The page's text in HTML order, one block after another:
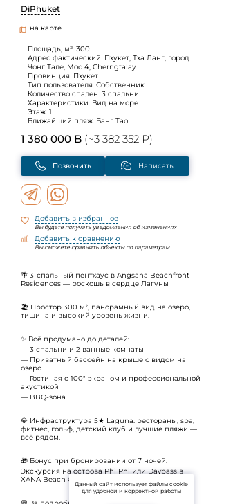
DiPhuket
на карте
Площадь, м²: 300
Адрес фактический: Пхукет, Тха Ланг, город
Чонг Тале, Moo 4, Cherngtalay
Провинция: Пхукет
Тип пользователя: Собственник
Количество спален: 3 спальни
Характеристики: Вид на море
Этаж: 1
Ближайший пляж: Банг Тао
1 380 000 B (~3 382 352 ₽)
Позвонить Написать
Добавить в избранное
Вы будете получать уведомления об изменениях
Добавить к сравнению
Вы сможете сравнить объекты по параметрам
🌴 3-спальный пентхаус в Angsana Beachfront
Residences — роскошь в сердце Лагуны
🏖 Простор 300 м², панорамный вид на озеро,
тишина и высокий уровень жизни.
✨ Всё продумано до деталей:
— 3 спальни и 2 ванные комнаты
— Приватный бассейн на крыше с видом на
озеро
— Гостиная с 100" экраном и профессиональной
акустикой
— BBQ-зона
💎 Инфраструктура 5★ Laguna: рестораны, spa,
фитнес, гольф, детский клуб и лучшие пляжи —
всё рядом.
🎁 Бонус при бронировании от 7 ночей:
Экскурсия на острова Phi Phi или Daypass в
XANA Beach Club.Данный сайт использует файлы cookie
для удобной и корректной работы